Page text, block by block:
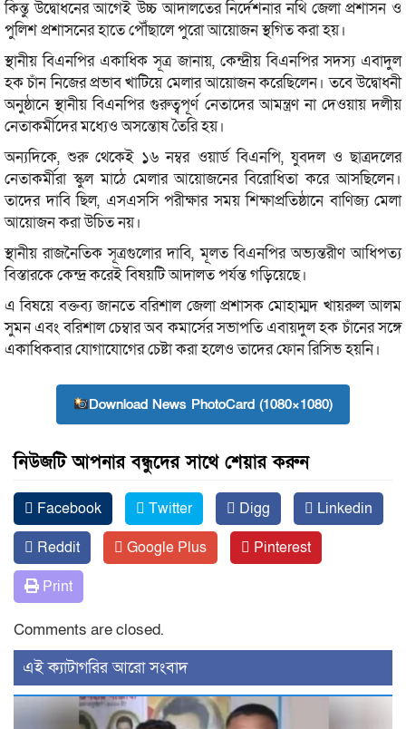
কিন্তু উদ্বোধনের আগেই উচ্চ আদালতের নির্দেশনার নথি জেলা প্রশাসন ও
পুলিশ প্রশাসনের হাতে পৌঁছালে পুরো আয়োজন স্থগিত করা হয়।
স্থানীয় বিএনপির একাধিক সূত্র জানায়, কেন্দ্রীয় বিএনপির সদস্য এবাদুল
হক চাঁন নিজের প্রভাব খাটিয়ে মেলার আয়োজন করেছিলেন। তবে উদ্বোধনী
অনুষ্ঠানে স্থানীয় বিএনপির গুরুত্বপূর্ণ নেতাদের আমন্ত্রণ না দেওয়ায় দলীয়
নেতাকর্মীদের মধ্যেও অসন্তোষ তৈরি হয়।
অন্যদিকে, শুরু থেকেই ১৬ নম্বর ওয়ার্ড বিএনপি, যুবদল ও ছাত্রদলের
নেতাকর্মীরা স্কুল মাঠে মেলার আয়োজনের বিরোধিতা করে আসছিলেন।
তাদের দাবি ছিল, এসএসসি পরীক্ষার সময় শিক্ষাপ্রতিষ্ঠানে বাণিজ্য মেলা
আয়োজন করা উচিত নয়।
স্থানীয় রাজনৈতিক সূত্রগুলোর দাবি, মূলত বিএনপির অভ্যন্তরীণ আধিপত্য
বিস্তারকে কেন্দ্র করেই বিষয়টি আদালত পর্যন্ত গড়িয়েছে।
এ বিষয়ে বক্তব্য জানতে বরিশাল জেলা প্রশাসক মোহাম্মদ খায়রুল আলম
সুমন এবং বরিশাল চেম্বার অব কমার্সের সভাপতি এবায়দুল হক চাঁনের সঙ্গে
একাধিকবার যোগাযোগের চেষ্টা করা হলেও তাদের ফোন রিসিভ হয়নি।
Download News PhotoCard (1080×1080)
নিউজটি আপনার বন্ধুদের সাথে শেয়ার করুন
Facebook Twitter Digg
Linkedin
Reddit
Google Plus
Pinterest
Print
Comments are closed.
‍এই ক্যাটাগরির ‍আরো সংবাদ